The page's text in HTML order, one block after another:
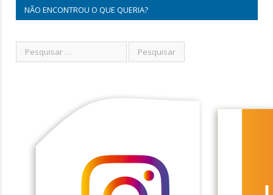
NÃO ENCONTROU O QUE QUERIA?